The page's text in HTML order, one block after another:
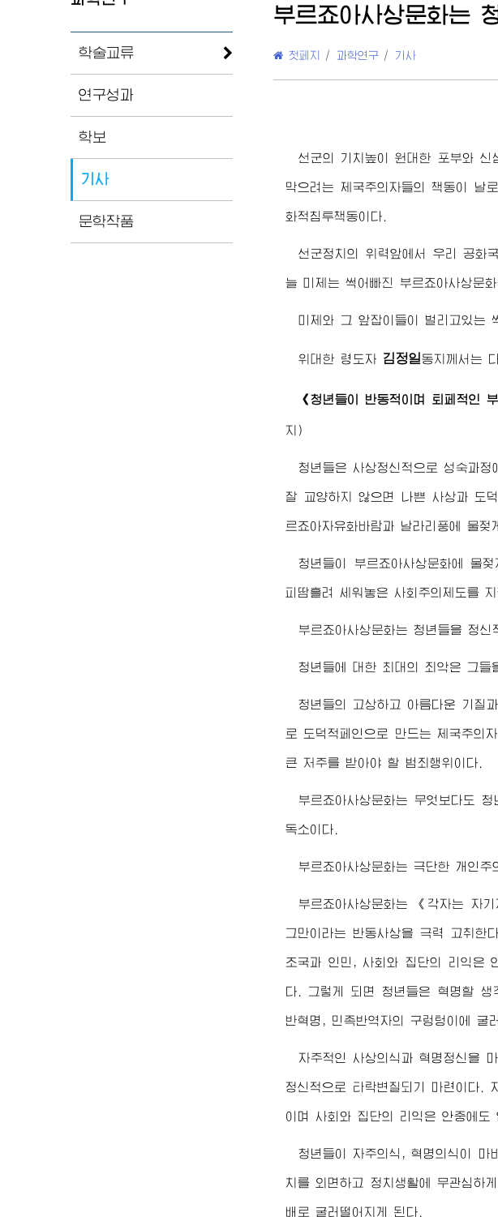
학술교류
연구성과
학보
기사
문학작품
부르죠아사상문화는
첫페지 / 과학연구 / 기사
선군의 기치높이 원대한 포부와 신
막으려는 제국주의자들의 책동이 날
화적침투책동이다.
선군정치의 위력앞에서 우리 공화
늘 미제는 썩어빠진 부르죠아사상문
미제와 그 앞잡이들이 벌리고있는
위대한 령도자 김정일동지 께서는
《청년들이 반동적이며 퇴페적인
지)
청년들은 사상정신적으로 성숙과
잘 교양하지 않으면 나쁜 사상과 도
르죠아자유화바람과 날라리풍에 물
청년들이 부르죠아사상문화에 물
피땀흘려 세워놓은 사회주의제도를
부르죠아사상문화는 청년들을 정
청년들에 대한 최대의 죄악은 그들
청년들의 고상하고 아름다운 기질
로 도덕적페인으로 만드는 제국주의
큰 저주를 받아야 할 범죄행위이다.
부르죠아사상문화는 무엇보다도
독소이다.
부르죠아사상문화는 극단한 개인주
부르죠아사상문화는 《각자는 자
그만이라는 반동사상을 극력 고취한
조국과 인민, 사회와 집단의 리익은
다. 그렇게 되면 청년들은 혁명할
반혁명, 민족반역자의 구렁텅이에 굴
자주적인 사상의식과 혁명정신을
정신적으로 타락변질되기 마련이다.
이며 사회와 집단의 리익은 안중에도
청년들이 자주의식, 혁명의식이 마
치를 외면하고 정치생활에 무관심하
배로 굴러떨어지게 된다.